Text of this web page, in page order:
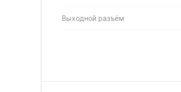
Выходной разъём